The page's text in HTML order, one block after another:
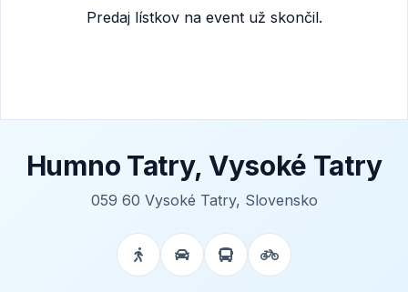
Predaj lístkov na event už skončil.
Humno Tatry, Vysoké Tatry
059 60 Vysoké Tatry, Slovensko